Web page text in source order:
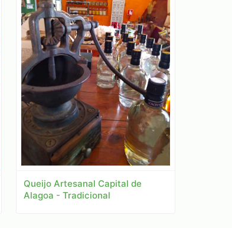
Queijo Artesanal Capital de
Alagoa - Tradicional